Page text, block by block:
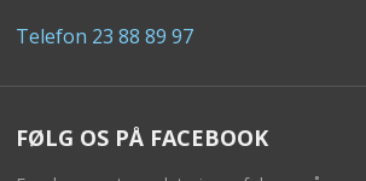
Telefon 23 88 89 97
FØLG OS PÅ FACEBOOK